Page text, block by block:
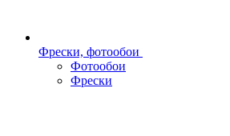
Фрески, фотообои
Фотообои
Фрески